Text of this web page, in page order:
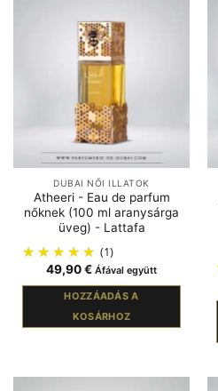
DUBAI NŐI ILLATOK
Atheeri - Eau de parfum
nőknek (100 ml aranysárga
üveg) - Lattafa
(1)
49,90€ Áfával együtt
HOZZÁADÁS A
KOSÁRHOZ